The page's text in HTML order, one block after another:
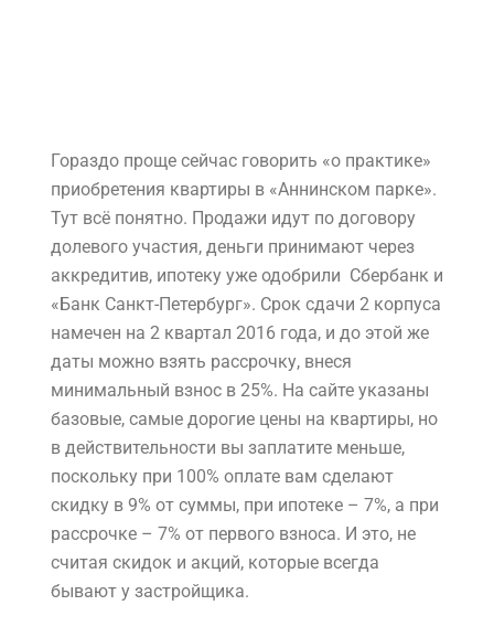
Гораздо проще сейчас говорить «о практике»
приобретения квартиры в «Аннинском парке».
Тут всё понятно. Продажи идут по договору
долевого участия, деньги принимают через
аккредитив, ипотеку уже одобрили Сбербанк и
«Банк Санкт-Петербург». Срок сдачи 2 корпуса
намечен на 2 квартал 2016 года, и до этой же